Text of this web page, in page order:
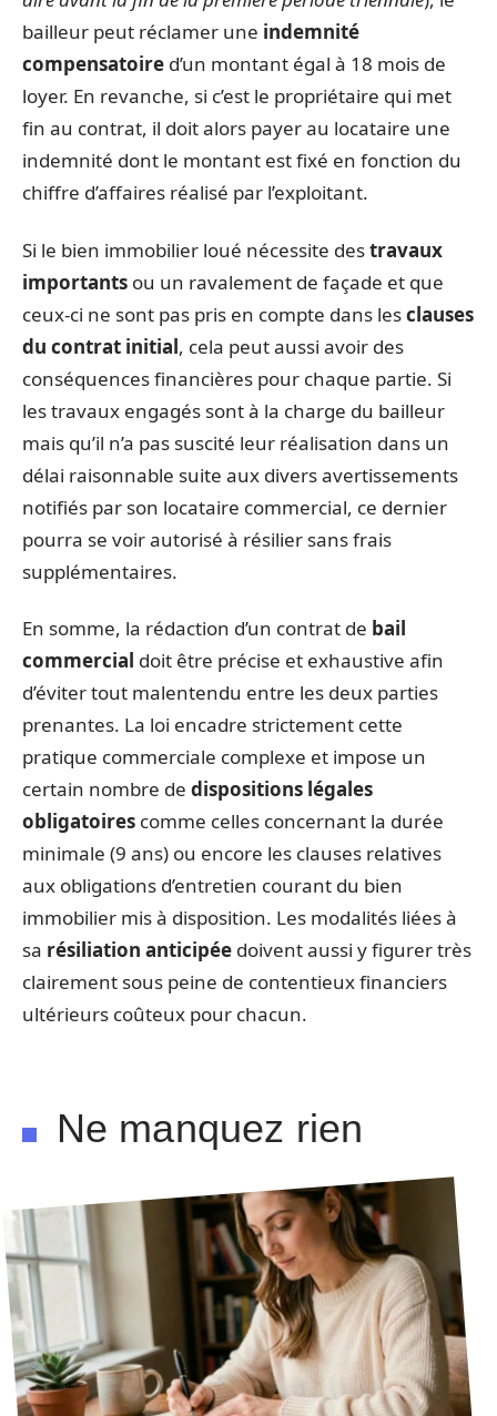
bailleur peut réclamer une indemnité
compensatoire d’un montant égal à 18 mois de
loyer. En revanche, si c’est le propriétaire qui met
fin au contrat, il doit alors payer au locataire une
indemnité dont le montant est fixé en fonction du
chiffre d’affaires réalisé par l’exploitant.
Si le bien immobilier loué nécessite destravaux
importants ou un ravalement de façade et que
ceux-ci ne sont pas pris en compte dans lesclauses
du contrat initial, cela peut aussi avoir des
conséquences financières pour chaque partie. Si
les travaux engagés sont à la charge du bailleur
mais qu’il n’a pas suscité leur réalisation dans un
délai raisonnable suite aux divers avertissements
notifiés par son locataire commercial, ce dernier
pourra se voir autorisé à résilier sans frais
supplémentaires.
En somme, la rédaction d’un contrat de bail
commercial doit être précise et exhaustive afin
d’éviter tout malentendu entre les deux parties
prenantes. La loi encadre strictement cette
pratique commerciale complexe et impose un
certain nombre de dispositions légales
obligatoires comme celles concernant la durée
minimale (9 ans) ou encore les clauses relatives
aux obligations d’entretien courant du bien
immobilier mis à disposition. Les modalités liées à
sa résiliation anticipée doivent aussi y figurer très
clairement sous peine de contentieux financiers
ultérieurs coûteux pour chacun.
Ne manquez rien